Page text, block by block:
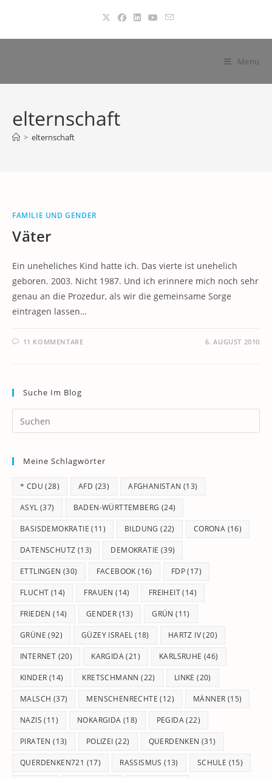
springen
Menü
elternschaft
> elternschaft
FAMILIE UND GENDER
Väter
Ein uneheliches Kind hatte ich. Das vierte ist unehelich
geboren. 2003. Nicht 1987. Und ich erinnere mich noch sehr
genau an die Prozedur, als wir die gemeinsame Sorge
eintragen lassen…
11 KOMMENTARE 6. AUGUST 2010
Suche Im Blog
Meine Schlagwörter
* CDU (28) AFD (23) AFGHANISTAN (13)
ASYL (37) BADEN-WÜRTTEMBERG (24)
BASISDEMOKRATIE (11) BILDUNG (22) CORONA (16)
DATENSCHUTZ (13) DEMOKRATIE (39)
ETTLINGEN (30) FACEBOOK (16) FDP(17)
FLUCHT (14) FRAUEN (14) FREIHEIT(14)
FRIEDEN (14) GENDER (13) GRÜN (11)
GRÜNE (92) GÜZEY ISRAEL (18) HARTZ IV(20)
INTERNET (20) KARGIDA(21) KARLSRUHE (46)
KINDER (14) KRETSCHMANN (22) LINKE (20)
MALSCH (37) MENSCHENRECHTE (12) MÄNNER (15)
NAZIS (11) NOKARGIDA (18) PEGIDA(22)
PIRATEN (13) POLIZEI (22) QUERDENKEN (31)
QUERDENKEN721 (17) RASSISMUS (13) SCHULE (15)